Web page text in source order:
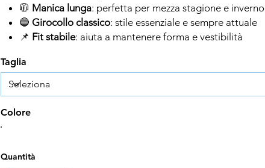
🧥 Manica lunga: perfetta per mezza stagione e inverno
🔵 Girocollo classico: stile essenziale e sempre attuale
📌 Fit stabile: aiuta a mantenere forma e vestibilità
Taglia
Colore
Quantità